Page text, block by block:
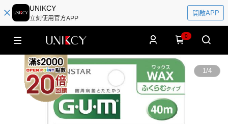
UNIKCY
立刻使用官方APP
開啟APP
0
1/4